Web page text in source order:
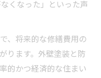
に申請するポイン
用を大幅削減する
で家計を守るコツ
くなった」といった声
、将来的な修繕費用の
ります。外壁塗装と防
的かつ経済的な住まい